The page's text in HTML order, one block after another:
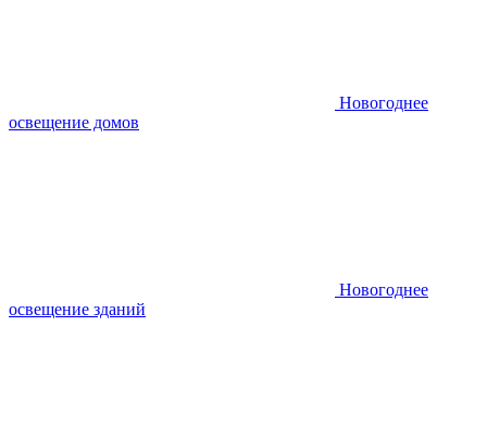
Новогоднее
освещение домов
Новогоднее
освещение зданий